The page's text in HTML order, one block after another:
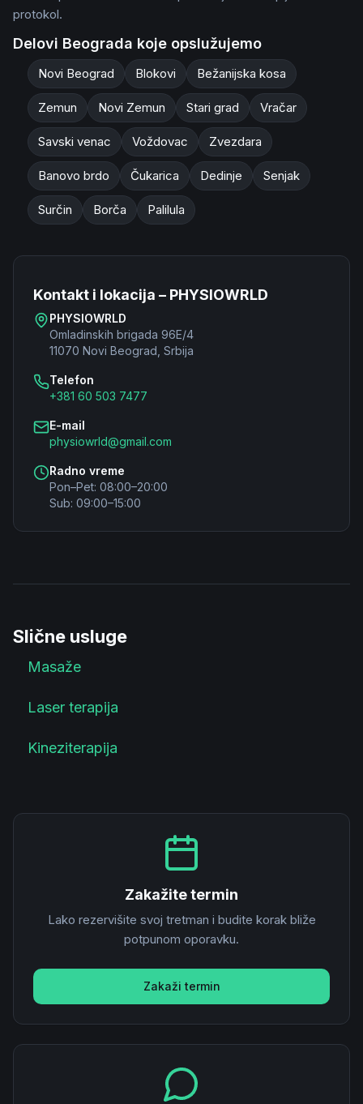
protokol.
Delovi Beograda koje opslužujemo
Novi Beograd Blokovi Bežanijska kosa
Zemun Novi Zemun Stari grad Vračar
Savski venac Voždovac Zvezdara
Banovo brdo Čukarica Dedinje Senjak
Surčin Borča Palilula
Kontakt i lokacija – PHYSIOWRLD
PHYSIOWRLD
Omladinskih brigada 96E/4
11070 Novi Beograd, Srbija
Telefon
+381 60 503 7477
E-mail
physiowrld@gmail.com
Radno vreme
Pon–Pet: 08:00–20:00
Sub: 09:00–15:00
Slične usluge
Masaže
Laser terapija
Kineziterapija
Zakažite termin
Lako rezervišite svoj tretman i budite korak bliže
potpunom oporavku.
Zakaži termin